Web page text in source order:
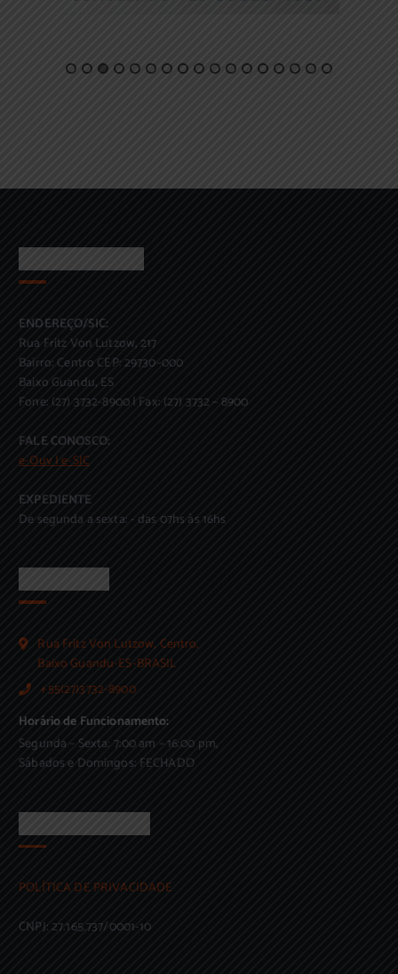
ENDEREÇO/SIC:
Rua Fritz Von Lutzow, 217
Bairro: Centro CEP: 29730–000
Baixo Guandu, ES
Fone: (27) 3732-8900 | Fax: (27) 3732 – 8900
FALE CONOSCO:
e-Ouv | e-SIC
EXPEDIENTE
De segunda a sexta: - das 07hs às 16hs
Rua Fritz Von Lutzow, Centro,
Baixo Guandu-ES-BRASIL
+55(27)3732-8900
Horário de Funcionamento:
Segunda – Sexta: 7:00 am – 16:00 pm,
Sábados e Domingos: FECHADO
POLÍTICA DE PRIVACIDADE
CNPJ: 27.165.737/0001-10